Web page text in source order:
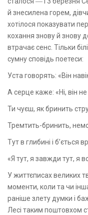
й знесилена горем,
хотілося показувати
кохання знову й знову
втрачає сенс. Тільки
сумну сповідь поетеси:
Уста говорять: «Він
А серце каже: «Ні, він
Ти чуєш, як бринить
Тремтить-бринить,
Тут в глибині і б’ється
«Я тут, я завжди тут, я
У життєписах великих
моменти, коли та чи
раніше злету думки і
Лесі таким поштовхом